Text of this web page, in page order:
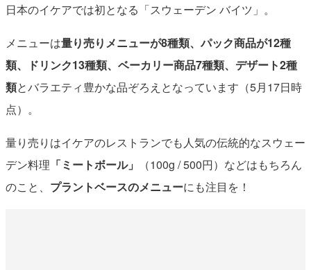
日本のイケアでは初となる「スウェーデン バイツ」。
メニューは量り売りメニューが8種類、パック商品が12種
類、ドリンク13種類、ベーカリー商品7種類、デザート2種
類とバラエティ豊かな品ぞろえとなっています（5月17日時
点）。
量り売りはイケアのレストランでも人気の伝統的なスウェー
デン料理 「ミートボール」
（100g / 500円）などはもちろん
のこと、 プラントベースのメニューにも注目を！